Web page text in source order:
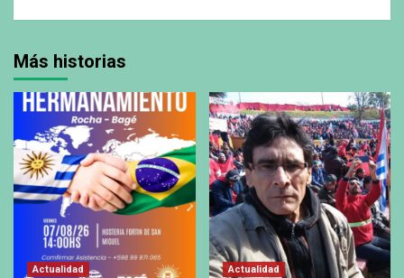
Más historias
Actualidad Actualidad